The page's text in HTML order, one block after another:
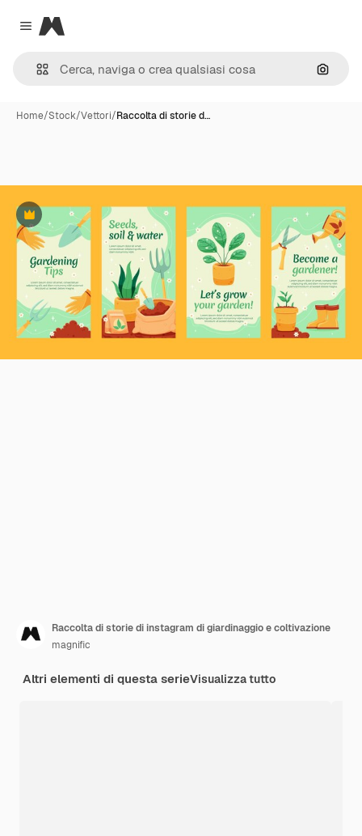
Close menu
Magnific
Cerca
Home/Stock/Vettori/Raccolta di storie d…
Premium
Raccolta di storie di instagram di giardinaggio e coltivazione
magnific
Altri elementi di questa serieVisualizza tutto